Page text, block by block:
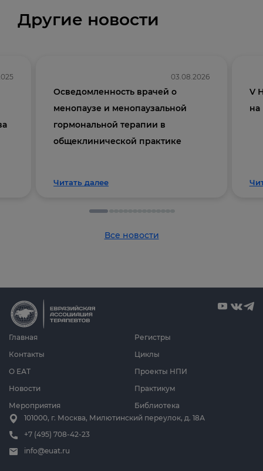
Другие новости
03.08.2026
Осведомленность врачей о
менопаузе и менопаузальной
гормональной терапии в
общеклинической практике
Читать далее
V
на
Все новости
Главная
О ЕАТ
Новости
Мероприятия
Циклы
Проекты НПИ
Практикум
Библиотека
Регистры
Контакты
101000, г. Москва, Милютинский переулок, д. 18А
+7 (495) 708-42-23
info@euat.ru